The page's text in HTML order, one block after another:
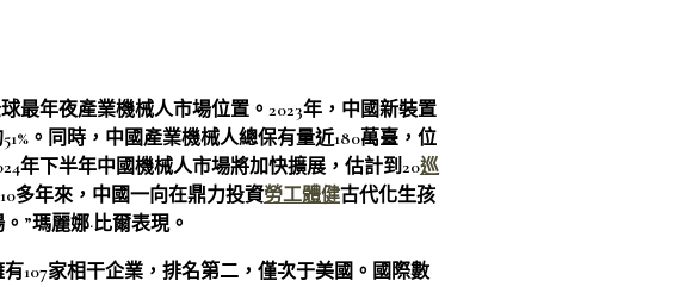
最年夜產業機械人市場位置。2023年，中國新裝置
。同時，中國產業機械人總保有量近180萬臺，位
年下半年中國機械人市場將加快擴展，估計到20巡
多年來，中國一向在鼎力投資勞工體健古代化生孩
”瑪麗娜·比爾表現。
107家相干企業，排名第二，僅次于美國。國際數